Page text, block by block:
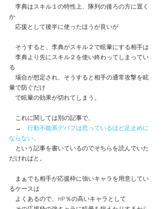
李典はスキル１の特性上、隊列の後ろの方に置く
か
応援として後半に使ったほうが良いが
そうすると、李典がスキル２で眩暈にする相手は
李典より先にスキル２を使い終わってしまってい
る
場合が想定され、そうすると相手の通常攻撃を眩
暈で防ぐだけ
で眩暈の効果が切れてしまう。
これに関しては別の記事で、
→ 行動不能系デバフは思っているほど足止めに
ならない。
という記事を書いているのでそちらを読んでいた
だければと。
まぁでも相手が応援枠に強いキャラを用意してい
るケースは
よくあるので、HP％の高いキャラとして